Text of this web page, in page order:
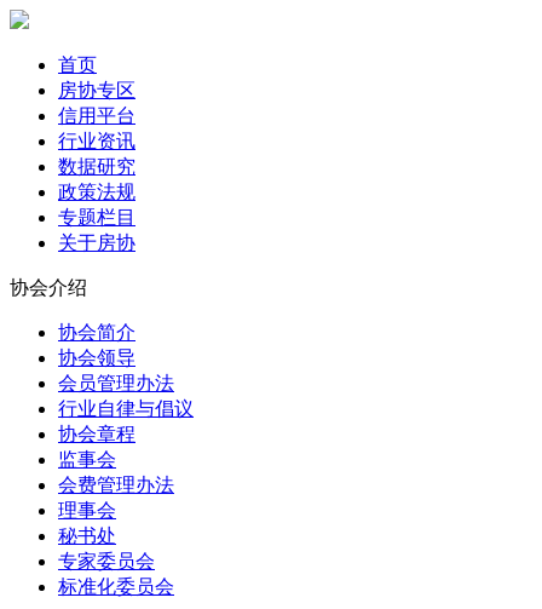
首页
房协专区
信用平台
行业资讯
数据研究
政策法规
专题栏目
关于房协
协会介绍
协会简介
协会领导
会员管理办法
行业自律与倡议
协会章程
监事会
会费管理办法
理事会
秘书处
专家委员会
标准化委员会